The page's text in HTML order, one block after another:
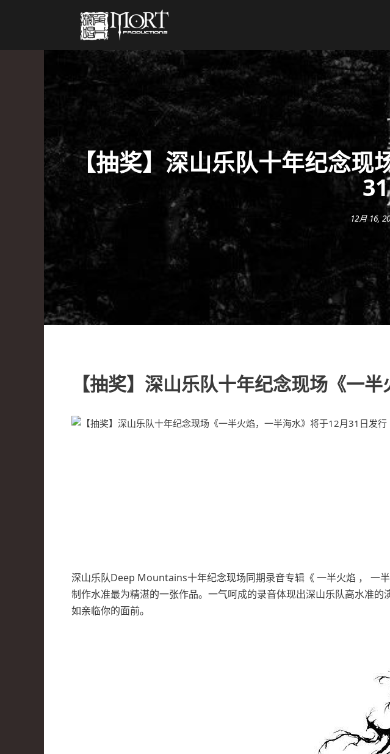
【抽奖】深山乐队十年纪念现
12月 16,
【抽奖】深山乐队十年纪念现场《一
深山乐队Deep Mountains十年纪念现场同期录音专辑《 一半火焰 ， 一
制作水准最为精湛的一张作品。一气呵成的录音体现出深山乐队高水准
如亲临你的面前。